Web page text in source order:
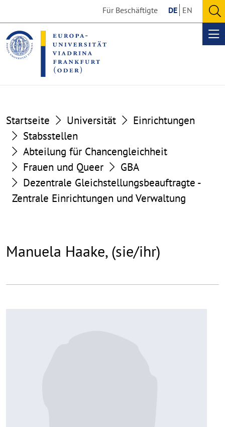
the
content
section
the
footer
section
Für Beschäftigte DE EN
Startseite Universität
Einrichtungen
Stabsstellen
Abteilung für Chancengleichheit
Frauen und Queer
GBA
Dezentrale Gleichstellungsbeauftragte -
Zentrale Einrichtungen und Verwaltung
Manuela Haake, (sie/ihr)